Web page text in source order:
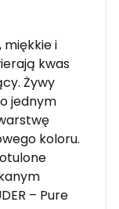
miękkie i
kwas
Żywy
jednym
koloru.
– Pure